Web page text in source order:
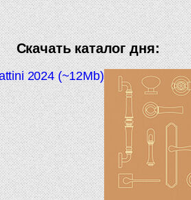
Скачать каталог дня:
2024 (~12Mb)